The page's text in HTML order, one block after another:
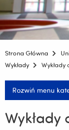
Strona Główna
Wykłady
Wykłady
Rozwiń menu
Wykłady